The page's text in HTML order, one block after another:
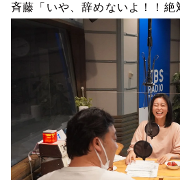
斉藤「いや、辞めないよ！！絶